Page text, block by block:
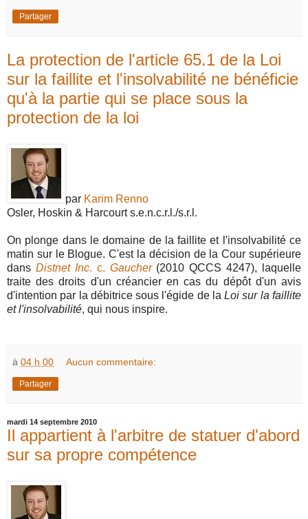
Partager
La protection de l'article 65.1 de la Loi
sur la faillite et l'insolvabilité ne bénéficie
qu'à la partie qui se place sous la
protection de la loi
par Karim Renno
Osler, Hoskin & Harcourt s.e.n.c.r.l./s.r.l.
On plonge dans le domaine de la faillite et l'insolvabilité ce
matin sur le Blogue. C'est la décision de la Cour supérieure
dans Distnet Inc. c. Gaucher(2010 QCCS 4247), laquelle
traite des droits d'un créancier en cas du dépôt d'un avis
d'intention par la débitrice sous l'égide de laLoi sur la faillite
et l'insolvabilité, qui nous inspire.
à 04 h 00 Aucun commentaire:
Partager
mardi 14 septembre 2010
Il appartient à l'arbitre de statuer d'abord
sur sa propre compétence